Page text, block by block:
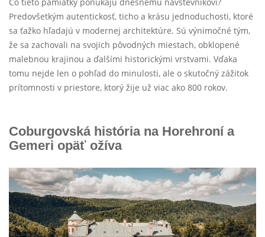
Čo tieto pamiatky ponúkajú dnešnému návštevníkovi?
Predovšetkým autentickosť, ticho a krásu jednoduchosti, ktoré
sa ťažko hľadajú v modernej architektúre. Sú výnimočné tým,
že sa zachovali na svojich pôvodných miestach, obklopené
malebnou krajinou a ďalšími historickými vrstvami. Vďaka
tomu nejde len o pohľad do minulosti, ale o skutočný zážitok
prítomnosti v priestore, ktorý žije už viac ako 800 rokov.
Coburgovská história na Horehroní a
Gemeri opäť ožíva